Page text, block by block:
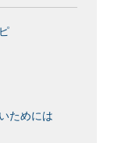
ためには